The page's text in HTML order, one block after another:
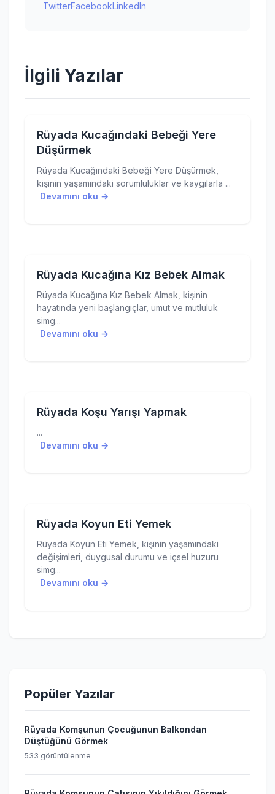
TwitterFacebookLinkedIn
İlgili Yazılar
Rüyada Kucağındaki Bebeği Yere
Düşürmek
Rüyada Kucağındaki Bebeği Yere Düşürmek,
kişinin yaşamındaki sorumluluklar ve kaygılarla ...
Devamını oku →
Rüyada Kucağına Kız Bebek Almak
Rüyada Kucağına Kız Bebek Almak, kişinin
hayatında yeni başlangıçlar, umut ve mutluluk
simg...
Devamını oku →
Rüyada Koşu Yarışı Yapmak
...
Devamını oku →
Rüyada Koyun Eti Yemek
Rüyada Koyun Eti Yemek, kişinin yaşamındaki
değişimleri, duygusal durumu ve içsel huzuru
simg...
Devamını oku →
Popüler Yazılar
Rüyada Komşunun Çocuğunun Balkondan
Düştüğünü Görmek
533 görüntülenme